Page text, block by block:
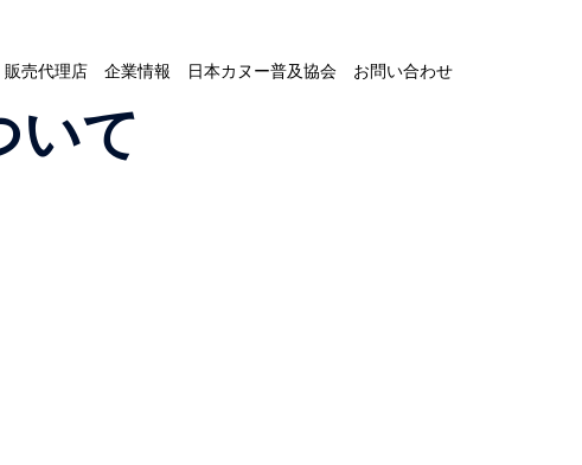
販売代理店 企業情報 日本カヌー普及協会 お問い合わせ
いて